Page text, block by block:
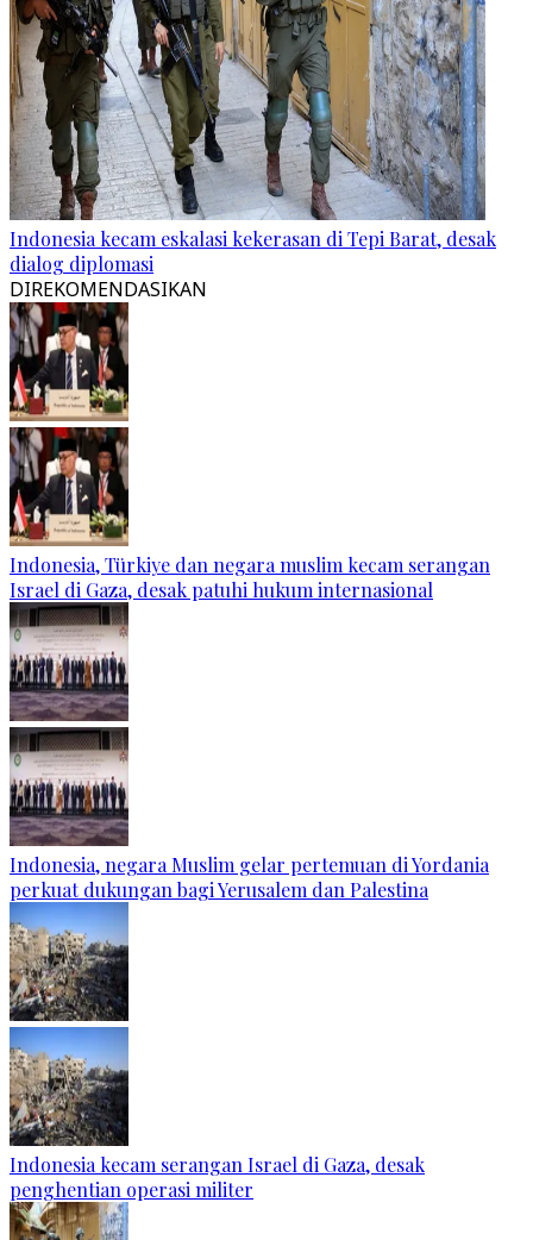
Indonesia kecam eskalasi kekerasan di Tepi Barat, desak
dialog diplomasi
DIREKOMENDASIKAN
Indonesia, Türkiye dan negara muslim kecam serangan
Israel di Gaza, desak patuhi hukum internasional
Indonesia, negara Muslim gelar pertemuan di Yordania
perkuat dukungan bagi Yerusalem dan Palestina
Indonesia kecam serangan Israel di Gaza, desak
penghentian operasi militer